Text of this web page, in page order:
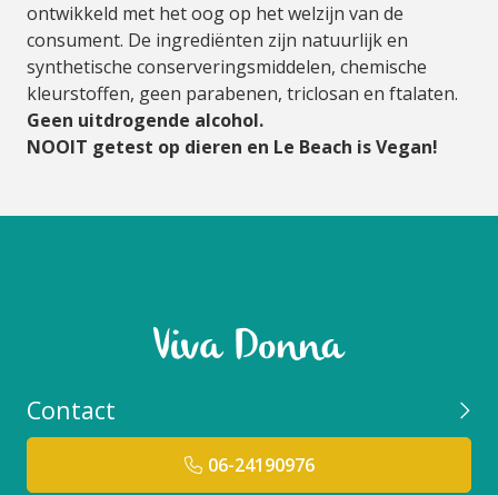
ontwikkeld met het oog op het welzijn van de
consument. De ingrediënten zijn natuurlijk en
synthetische conserveringsmiddelen, chemische
kleurstoffen, geen parabenen, triclosan en ftalaten.
Geen uitdrogende alcohol.
NOOIT getest op dieren en Le Beach is Vegan!
Contact
06-24190976